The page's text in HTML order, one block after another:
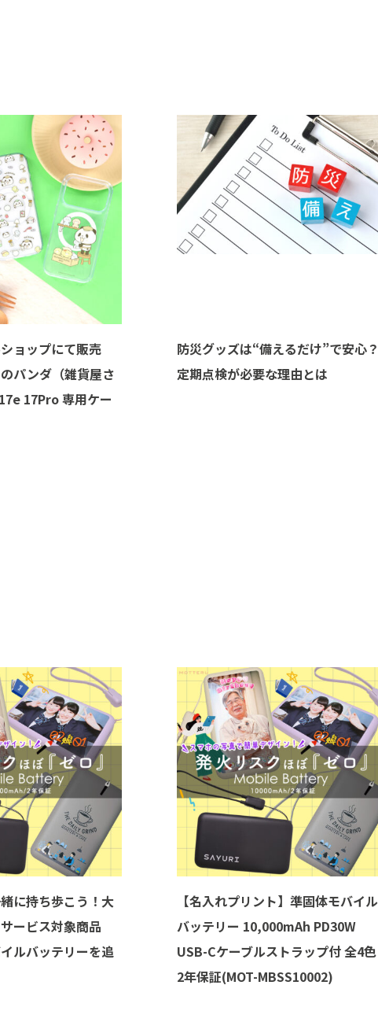
ョップにて販売
パンダ（雑貨屋さ
17Pro 専用ケー
防災グッズは“備えるだけ”で安心？
定期点検が必要な理由とは
に持ち歩こう！大
ービス対象商品
ルバッテリーを追
【名入れプリント】準固体モバイル
バッテリー 10,000mAh PD30W
USB-Cケーブルストラップ付 全4色
2年保証(MOT-MBSS10002)